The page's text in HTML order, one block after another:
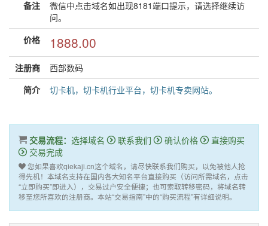
备注
微信中点击域名如出现8181端口提示，请选择继续访
问。
价格
1888.00
注册商
西部数码
简介
切卡机，切卡机行业平台，切卡机专卖网站。
交易流程： 选择域名 联系我们 确认价格
直接购买
交易完成
您如果喜欢qiekaji.cn这个域名，请尽快联系我们购买，以免被他人抢
得先机！本域名支持在国内各大知名平台直接购买（访问所需域名，点击
“立即购买”即进入），交易过户安全便捷；也可索取转移密码，将域名转
移至您所喜欢的注册商。本站“交易指南”中的“购买流程”有详细说明。